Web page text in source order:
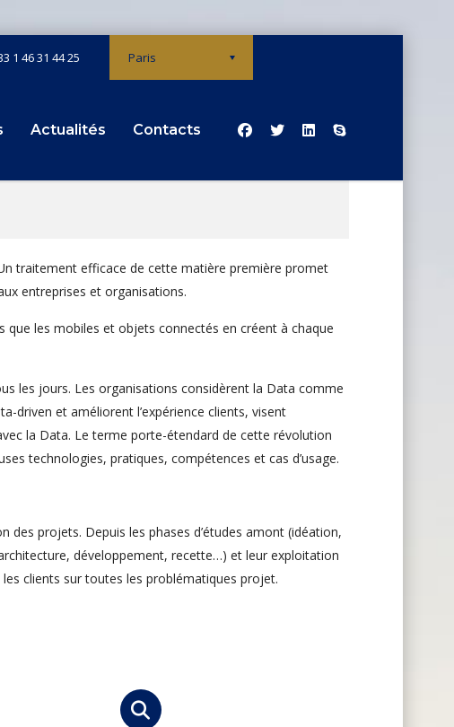
Paris
1 46 31 44 25
Actualités Contacts
traitement efficace de cette matière première promet
entreprises et organisations.
les mobiles et objets connectés en créent à chaque
les jours. Les organisations considèrent la Data comme
driven et améliorent l’expérience clients, visent
la Data. Le terme porte-étendard de cette révolution
technologies, pratiques, compétences et cas d’usage.
projets. Depuis les phases d’études amont (idéation,
développement, recette…) et leur exploitation
clients sur toutes les problématiques projet.